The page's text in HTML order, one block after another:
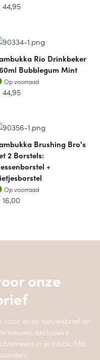
44,95
Rio Drinkbeker
Bubblegum Mint
Op voorraad
Op voorraad
44,95
Brushing Bro's
2 Borstels:
+
Op voorraad
Op voorraad
16,00
onze
voor onze nieuwsbrief en
nieuws, exclusieve
in je inbox. Mis